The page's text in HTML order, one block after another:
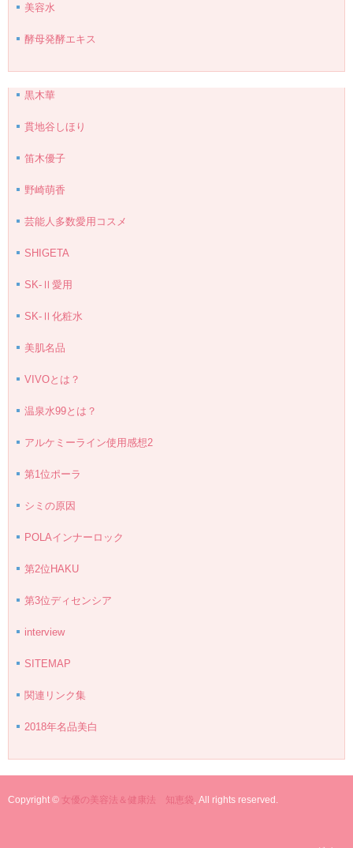
美容水
酵母発酵エキス
黒木華
貫地谷しほり
笛木優子
野崎萌香
芸能人多数愛用コスメ
SHIGETA
SK-Ⅱ愛用
SK-Ⅱ化粧水
美肌名品
VIVOとは？
温泉水99とは？
アルケミーライン使用感想2
第1位ポーラ
シミの原因
POLAインナーロック
第2位HAKU
第3位ディセンシア
interview
SITEMAP
関連リンク集
2018年名品美白
Copyright © 女優の美容法＆健康法 知恵袋 , All rights reserved.